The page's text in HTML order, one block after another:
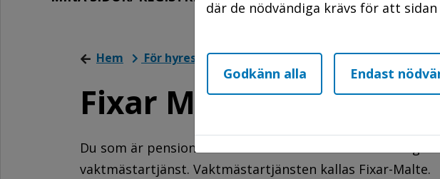
Hem För hyresgäster Felanmälan Fixar Malte
Fixar Malte
Du som är pensionär eller har en funktionsnedsättning
vaktmästartjänst. Vaktmästartjänsten kallas Fixar-Malte.
där de nödvändiga krävs för att
Godkänn alla Endast